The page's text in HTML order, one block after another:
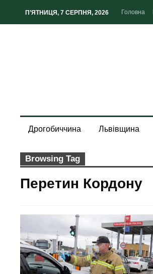
П’ЯТНИЦЯ, 7 СЕРПНЯ, 2026 Головна
Дрогобиччина Львівщина
Browsing Tag
Перетин Кордону